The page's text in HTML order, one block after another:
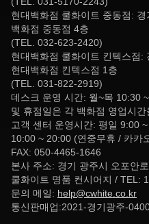
현대백화점 쿨화이트 중동점:
백화점 중동점 4층
(TEL. 032-623-2420)
현대백화점 쿨화이트 킨텍스점:
현대백화점 킨텍스점 1층
(TEL. 031-822-2919)
데스크 운영 시간: 월~목 10:30
및 휴점일은 각 백화점 영업시
고객 센터 운영시간: 평일 9:00
10:00 ~ 20:00 (연중무휴 / 카카
FAX: 050-4465-1646
본사 주소: 경기 광주시 오포안
쿨화이트 명품 컨시어지 / TEL:
문의 메일: help@cwhite.co.kr
통신판매업:2021-경기광주-